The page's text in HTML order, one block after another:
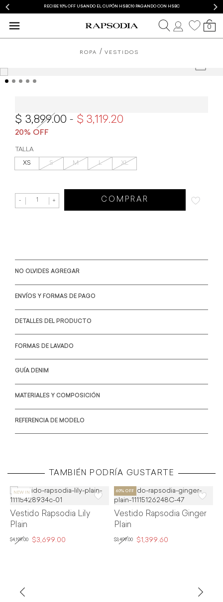
RECIBE 10% OFF USANDO EL CUPÓN HSBC10 PAGANDO CON HSBC
0
ROPA VESTIDOS
3,899.00 3,119.20
TALLA
XS S M L XL
+
- COMPRAR
NO OLVIDES AGREGAR
ENVÍOS Y FORMAS DE PAGO
DETALLES DEL PRODUCTO
FORMAS DE LAVADO
GUÍA DENIM
MATERIALES Y COMPOSICIÓN
REFERENCIA DE MODELO
TAMBIÉN PODRÍA GUSTARTE
Vestido Rapsodia Lily
Plain
$4,199.00 $3,699.00
Vestido Rapsodia Ginger
Plain
$3,499.00 $1,399.60